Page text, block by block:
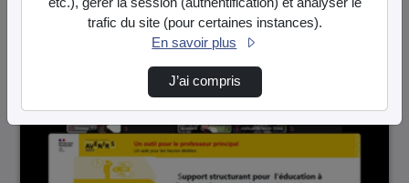
Direction de tri
trafic du site (pour certaines instances).
En savoir plus
J’ai compris